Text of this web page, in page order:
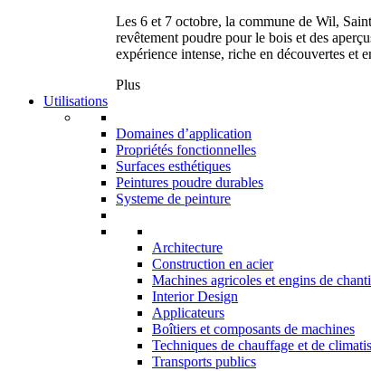
Les 6 et 7 octobre, la commune de Wil,
revêtement poudre pour le bois et des
expérience intense, riche en découvertes et
Plus
Utilisations
Domaines d’application
Propriétés fonctionnelles
Surfaces esthétiques
Peintures poudre durables
Systeme de peinture
Architecture
Construction en acier
Machines agricoles et engins de
Interior Design
Applicateurs
Boîtiers et composants de machines
Techniques de chauffage et de
Transports publics